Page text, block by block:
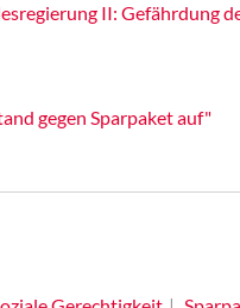
II: Gefährdung
gegen Sparpaket auf"